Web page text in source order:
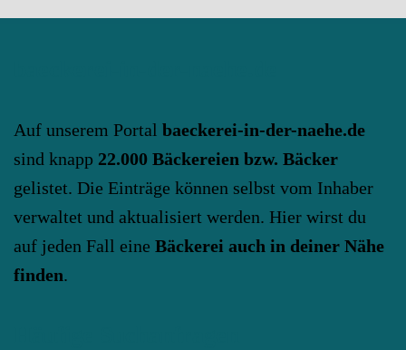
Auf unserem Portal baeckerei-in-der-naehe.de
sind knapp 22.000 Bäckereien bzw. Bäcker
gelistet. Die Einträge können selbst vom Inhaber
verwaltet und aktualisiert werden. Hier wirst du
auf jeden Fall eine Bäckerei auch in deiner Nähe
finden.